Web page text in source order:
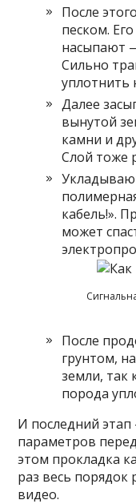
После
песком.
насыпают
Сильно
уплотнить
Далее
вынутой
камни и
Слой тоже
кабель!».
может
После
грунтом,
земли, так
порода
И последний
параметров
этом прокладка
раз весь
видео.